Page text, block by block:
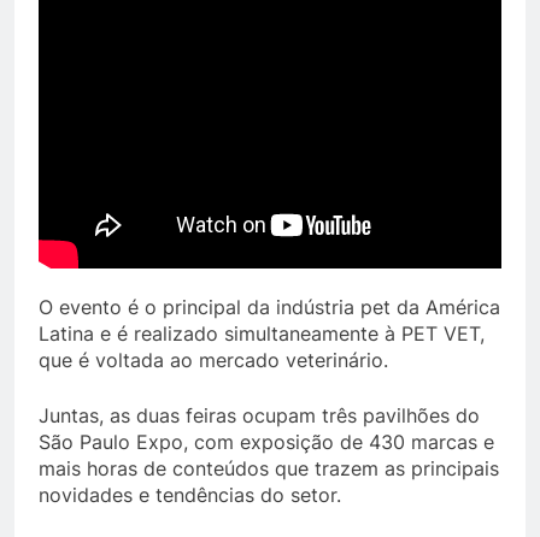
O evento é o principal da indústria pet da América
Latina e é realizado simultaneamente à PET VET,
que é voltada ao mercado veterinário.
Juntas, as duas feiras ocupam três pavilhões do
São Paulo Expo, com exposição de 430 marcas e
mais horas de conteúdos que trazem as principais
novidades e tendências do setor.